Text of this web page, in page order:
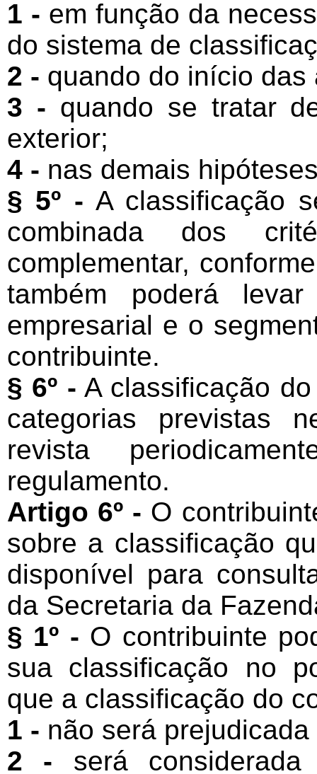
1 - em função da
do sistema de
2 - quando do início
3 - quando se tratar
exterior;
4 - nas demais
§ 5º - A classificação
combinada dos
complementar,
também poderá
empresarial e o
contribuinte.
§ 6º - A classificação
categorias previstas
revista
regulamento.
Artigo 6º - O
sobre a classificação
disponível para
da Secretaria da
§ 1º - O contribuinte
sua classificação no
que a classificação do
1 - não será
2 - será